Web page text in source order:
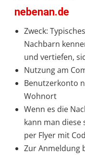
nebenan.de
Zweck:
Nachbarn
und vertiefen,
Nutzung am
Benutzerkonto
Wohnort
Wenn es die
kann man
per Flyer mit
Zur Anmeldung